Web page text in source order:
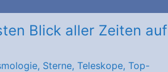
Blick aller Zeiten auf
, Sterne, Teleskope, Top-